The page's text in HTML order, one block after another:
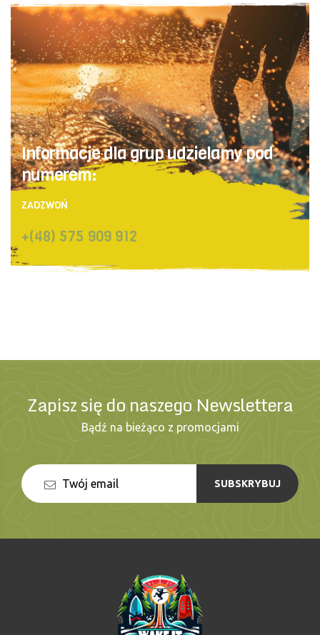
Informacje dla grup udzielamy pod
numerem:
ZADZWOŃ
+(48) 575 909 912
Zapisz się do naszego Newslettera
Bądź na bieżąco z promocjami
SUBSKRYBUJ